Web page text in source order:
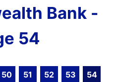
Bank -
54
50 51 52 53
54